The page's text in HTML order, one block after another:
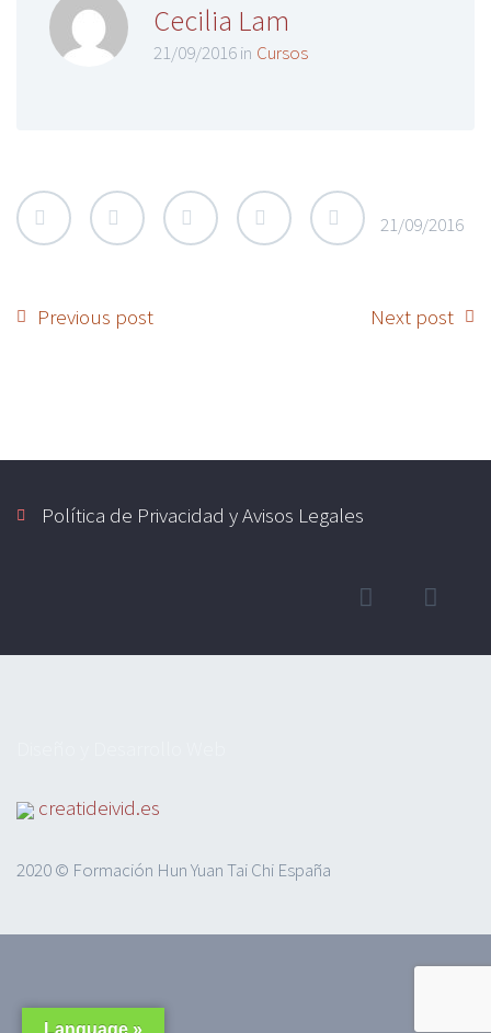
Cecilia Lam
21/09/2016 in Cursos
21/09/2016
Previous post Next post
Política de Privacidad y Avisos Legales
creatideivid.es
2020 © Formación Hun Yuan Tai Chi España
Language »